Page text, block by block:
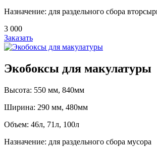
Назначение: для раздельного сбора
3 000
Заказать
Экобоксы для макулатуры
Высота: 550 мм, 840мм
Ширина: 290 мм, 480мм
Объем: 46л, 71л, 100л
Назначение: для раздельного сбора мусора